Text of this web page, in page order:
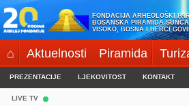
Skip
to
content
FONDACIJA ARHEOLOŠKI
BOSANSKA PIRAMIDA SUNCA
VISOKO, BOSNA I
⌂ Aktuelnosti Piramida
PREZENTACIJE LJEKOVITOST KONTAKT
LIVE TV